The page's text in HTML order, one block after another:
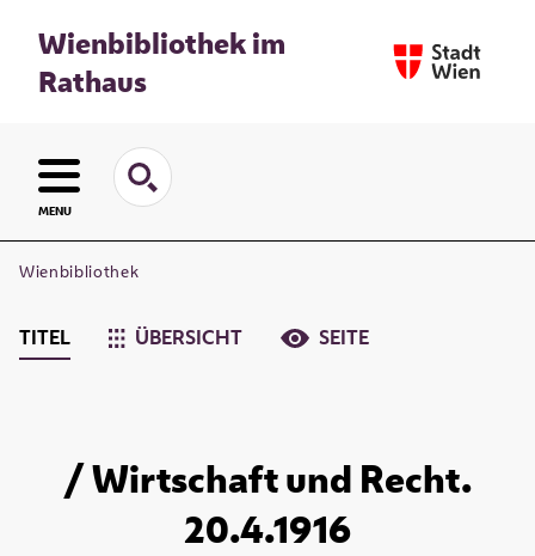
Wienbibliothek im
Rathaus
MENU
Wienbibliothek
TITEL ÜBERSICHT SEITE
/ Wirtschaft und Recht.
20.4.1916